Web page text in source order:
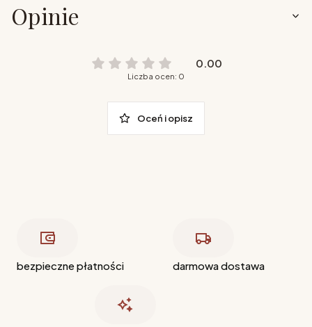
Opinie
0.00
Liczba ocen: 0
Oceń i opisz
bezpieczne płatności darmowa dostawa